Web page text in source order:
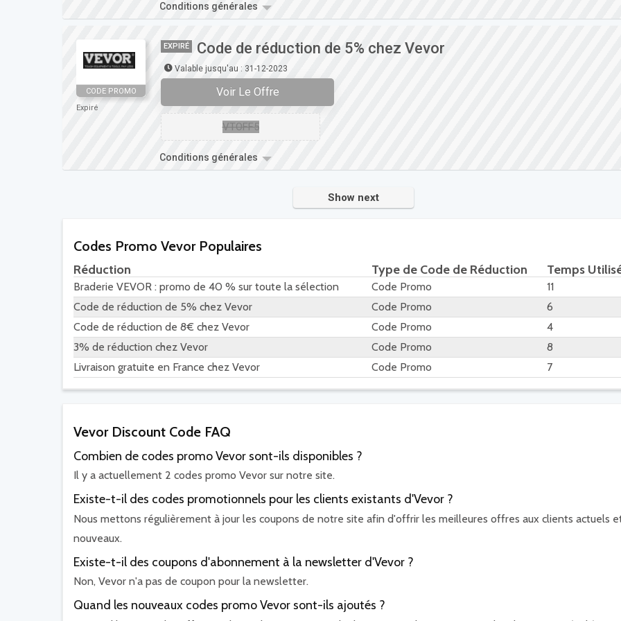
Conditions générales
CODE PROMO
Expiré
EXPIRÉ Code de réduction de 5% chez Vevor
Valable jusqu'au : 31-12-2023
Voir Le Offre
VTOFF5
Conditions générales
Show next
Codes Promo Vevor Populaires
Réduction Type de Code de Réduction Temps
Braderie VEVOR : promo de 40 % sur toute la sélection Code Promo
11
Code de réduction de 5% chez Vevor
Code Promo
6
Code de réduction de 8€ chez Vevor
Code Promo
4
3% de réduction chez Vevor
Code Promo
8
Livraison gratuite en France chez Vevor
Code Promo 7
Vevor Discount Code FAQ
Combien de codes promo Vevor sont-ils disponibles ?
Il y a actuellement 2 codes promo Vevor sur notre site.
Existe-t-il des codes promotionnels pour les clients existants d'Vevor ?
Nous mettons régulièrement à jour les coupons de notre site afin d'offrir les meilleures offres aux clients actuels
nouveaux.
Existe-t-il des coupons d'abonnement à la newsletter d'Vevor ?
Non, Vevor n'a pas de coupon pour la newsletter.
Quand les nouveaux codes promo Vevor sont-ils ajoutés ?